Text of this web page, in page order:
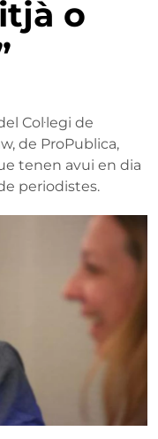
o
Col·legi de
de ProPublica,
tenen avui en dia
periodistes.